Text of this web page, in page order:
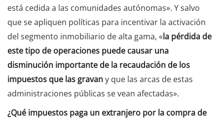
está cedida a las comunidades autónomas». Y salvo
que se apliquen políticas para incentivar la activación
del segmento inmobiliario de alta gama, «la pérdida de
este tipo de operaciones puede causar una
disminución importante de la recaudación de los
impuestos que las gravany que las arcas de estas
administraciones públicas se vean afectadas».
¿Qué impuestos paga un extranjero por la compra de